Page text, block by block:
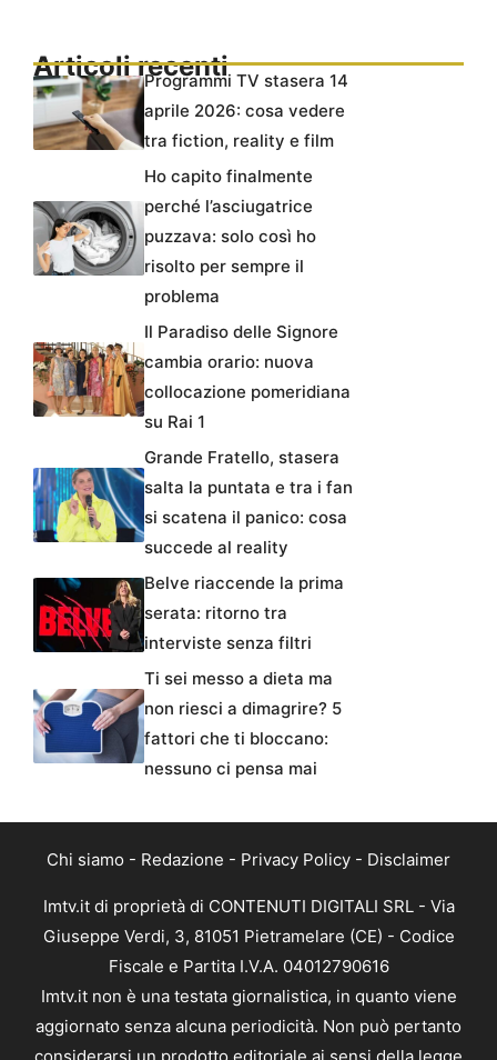
Articoli recentiProgrammi TV stasera 14
aprile 2026: cosa vedere
tra fiction, reality e film
Ho capito finalmente
perché l’asciugatrice
puzzava: solo così ho
risolto per sempre il
problema
Il Paradiso delle Signore
cambia orario: nuova
collocazione pomeridiana
su Rai 1
Grande Fratello, stasera
salta la puntata e tra i fan
si scatena il panico: cosa
succede al reality
Belve riaccende la prima
serata: ritorno tra
interviste senza filtri
Ti sei messo a dieta ma
non riesci a dimagrire? 5
fattori che ti bloccano:
nessuno ci pensa mai
Chi siamo - Redazione - Privacy Policy - Disclaimer
Imtv.it di proprietà di CONTENUTI DIGITALI SRL - Via
Giuseppe Verdi, 3, 81051 Pietramelare (CE) - Codice
Fiscale e Partita I.V.A. 04012790616
Imtv.it non è una testata giornalistica, in quanto viene
aggiornato senza alcuna periodicità. Non può pertanto